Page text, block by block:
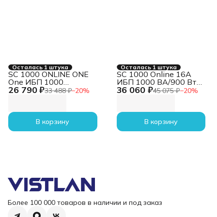
Осталась 1 штука
26 790 ₽33 488 ₽−20%
SC 1000 ONLINE ONE
One ИБП 1000
ВА/1000 Вт {Online,
USB, RS232, EPO, БЕЗ
АКБ - внешние
батареи 3 шт от 4, 5Ач
В корзину
Осталась 1 штука
36 060 ₽45 075 ₽−20%
SC 1000 Online 16А
ИБП 1000 ВА/900 Вт
{Online, Напольный,
EPO, БЕЗ АКБ -
внешние батареи 2 шт
от 4, 5Ач до 320 Ач}
В корзину
Более 100 000 товаров в наличии и под заказ